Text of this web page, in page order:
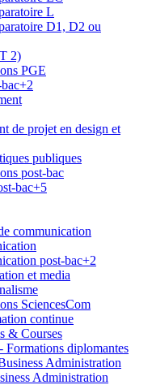
L
D1, D2 ou
2)
PGE
de projet en design et
publiques
post-bac
bac+5
communication
post-bac+2
et media
SciencesCom
continue
& Courses
Formations diplomantes
Administration
Administration